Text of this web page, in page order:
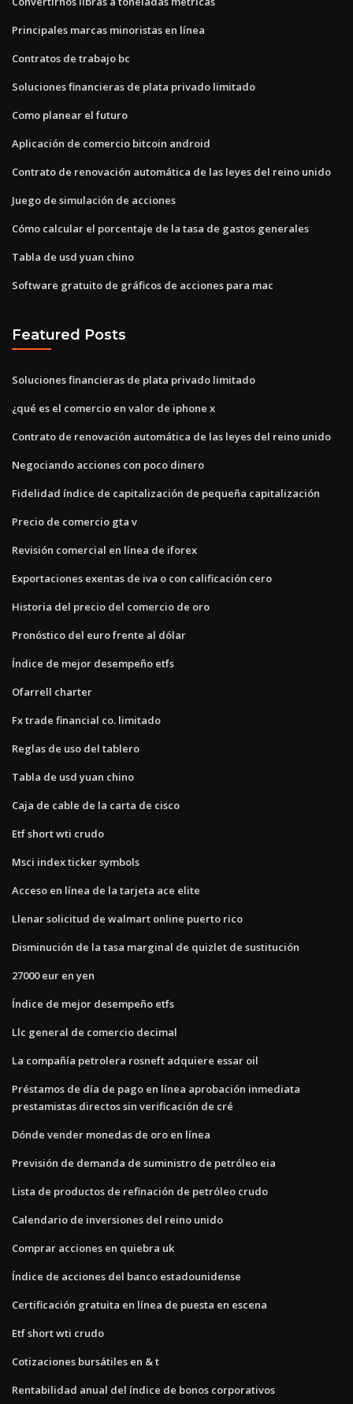
Principales marcas minoristas en línea
Contratos de trabajo bc
Soluciones financieras de plata privado limitado
Como planear el futuro
Aplicación de comercio bitcoin android
Contrato de renovación automática de las leyes del reino unido
Juego de simulación de acciones
Cómo calcular el porcentaje de la tasa de gastos generales
Tabla de usd yuan chino
Software gratuito de gráficos de acciones para mac
Featured Posts
Soluciones financieras de plata privado limitado
¿qué es el comercio en valor de iphone x
Contrato de renovación automática de las leyes del reino unido
Negociando acciones con poco dinero
Fidelidad índice de capitalización de pequeña capitalización
Precio de comercio gta v
Revisión comercial en línea de iforex
Exportaciones exentas de iva o con calificación cero
Historia del precio del comercio de oro
Pronóstico del euro frente al dólar
Índice de mejor desempeño etfs
Ofarrell charter
Fx trade financial co. limitado
Reglas de uso del tablero
Tabla de usd yuan chino
Caja de cable de la carta de cisco
Etf short wti crudo
Msci index ticker symbols
Acceso en línea de la tarjeta ace elite
Llenar solicitud de walmart online puerto rico
Disminución de la tasa marginal de quizlet de sustitución
27000 eur en yen
Índice de mejor desempeño etfs
Llc general de comercio decimal
La compañía petrolera rosneft adquiere essar oil
Préstamos de día de pago en línea aprobación inmediata
prestamistas directos sin verificación de cré
Dónde vender monedas de oro en línea
Previsión de demanda de suministro de petróleo eia
Lista de productos de refinación de petróleo crudo
Calendario de inversiones del reino unido
Comprar acciones en quiebra uk
Índice de acciones del banco estadounidense
Certificación gratuita en línea de puesta en escena
Etf short wti crudo
Cotizaciones bursátiles en & t
Rentabilidad anual del índice de bonos corporativos